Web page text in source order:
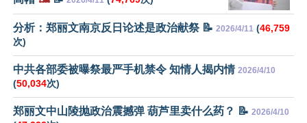
分析：郑丽文南京反日论述是政治献祭 📝 2026/4/11 (46,759
次)
中共各部委被曝祭最严手机禁令 知情人揭内情 2026/4/10
(50,034次)
郑丽文中山陵抛政治震撼弹 葫芦里卖什么药？ 📝 2026/4/10